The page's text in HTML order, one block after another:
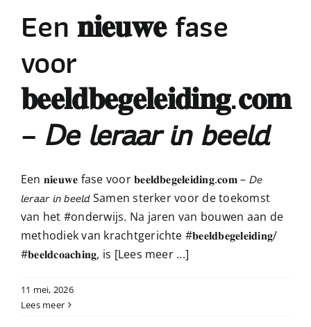
Een 𝐧𝐢𝐞𝐮𝐰𝐞 fase
voor
𝐛𝐞𝐞𝐥𝐝𝐛𝐞𝐠𝐞𝐥𝐞𝐢𝐝𝐢𝐧𝐠.𝐜𝐨𝐦
– 𝘋𝘦 𝘭𝘦𝘳𝘢𝘢𝘳 𝘪𝘯 𝘣𝘦𝘦𝘭𝘥
Een 𝐧𝐢𝐞𝐮𝐰𝐞 fase voor 𝐛𝐞𝐞𝐥𝐝𝐛𝐞𝐠𝐞𝐥𝐞𝐢𝐝𝐢𝐧𝐠.𝐜𝐨𝐦 – 𝘋𝘦
𝘭𝘦𝘳𝘢𝘢𝘳 𝘪𝘯 𝘣𝘦𝘦𝘭𝘥 Samen sterker voor de toekomst
van het #onderwijs. Na jaren van bouwen aan de
methodiek van krachtgerichte #𝐛𝐞𝐞𝐥𝐝𝐛𝐞𝐠𝐞𝐥𝐞𝐢𝐝𝐢𝐧𝐠/
#𝐛𝐞𝐞𝐥𝐝𝐜𝐨𝐚𝐜𝐡𝐢𝐧𝐠, is [Lees meer ...]
11 mei, 2026
Lees meer